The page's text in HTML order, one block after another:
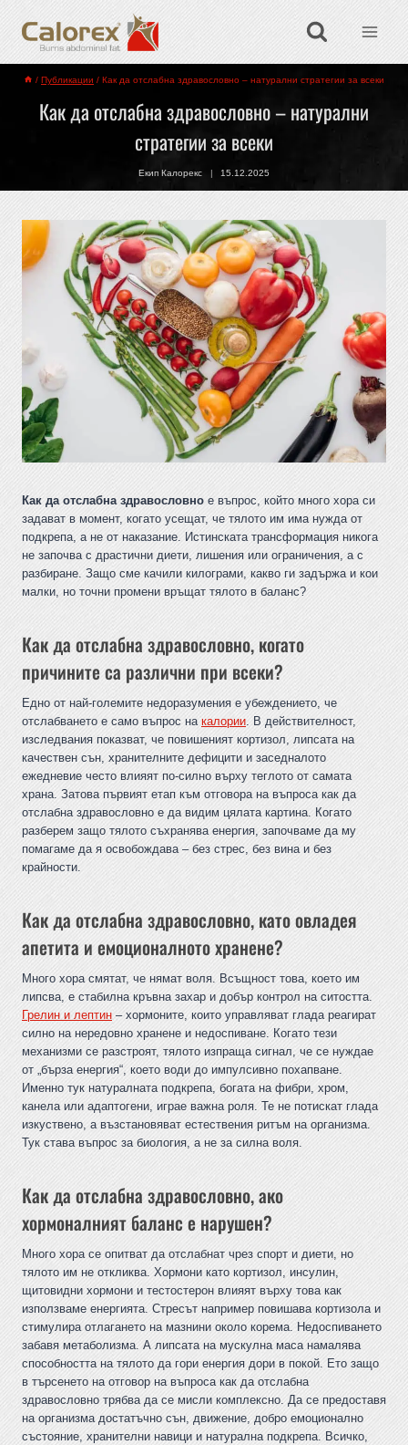
/ Публикации / Как да отслабна здравословно – натурални стратегии за всеки
Как да отслабна здравословно – натурални
стратегии за всеки
Екип Калорекс 15.12.2025
Как да отслабна здравословно е въпрос, който много хора си
задават в момент, когато усещат, че тялото им има нужда от
подкрепа, а не от наказание. Истинската трансформация никога
не започва с драстични диети, лишения или ограничения, а с
разбиране. Защо сме качили килограми, какво ги задържа и кои
малки, но точни промени връщат тялото в баланс?
Как да отслабна здравословно, когато
причините са различни при всеки?
Едно от най-големите недоразумения е убеждението, че
отслабването е само въпрос накалории. В действителност,
изследвания показват, че повишеният кортизол, липсата на
качествен сън, хранителните дефицити и заседналото
ежедневие често влияят по-силно върху теглото от самата
храна. Затова първият етап към отговора на въпроса как да
отслабна здравословно е да видим цялата картина. Когато
разберем защо тялото съхранява енергия, започваме да му
помагаме да я освобождава – без стрес, без вина и без
крайности.
Как да отслабна здравословно, като овладея
апетита и емоционалното хранене?
Много хора смятат, че нямат воля. Всъщност това, което им
липсва, е стабилна кръвна захар и добър контрол на ситостта.
Грелин и лептин – хормоните, които управляват глада реагират
силно на нередовно хранене и недоспиване. Когато тези
механизми се разстроят, тялото изпраща сигнал, че се нуждае
от „бърза енергия“, което води до импулсивно похапване.
Именно тук натуралната подкрепа, богата на фибри, хром,
канела или адаптогени, играе важна роля. Те не потискат глада
изкуствено, а възстановяват естествения ритъм на организма.
Тук става въпрос за биология, а не за силна воля.
Как да отслабна здравословно, ако
хормоналният баланс е нарушен?
Много хора се опитват да отслабнат чрез спорт и диети, но
тялото им не откликва. Хормони като кортизол, инсулин,
щитовидни хормони и тестостерон влияят върху това как
използваме енергията. Стресът например повишава кортизола и
стимулира отлагането на мазнини около корема. Недоспиването
забавя метаболизма. А липсата на мускулна маса намалява
способността на тялото да гори енергия дори в покой. Ето защо
в търсенето на отговор на въпроса как да отслабна
здравословно трябва да се мисли комплексно. Да се предоставя
на организма достатъчно сън, движение, добро емоционално
състояние, хранителни навици и натурална подкрепа. Всичко,